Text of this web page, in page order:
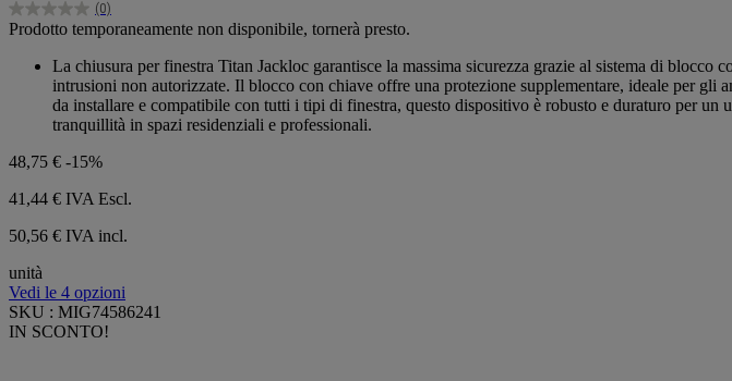
(0)
0.0
su
Prodotto temporaneamente non disponibile, tornerà presto.
La chiusura per finestra Titan Jackloc garantisce la massima sicurezza grazie al sistema di
intrusioni non autorizzate. Il blocco con chiave offre una protezione supplementare, ideale per
da installare e compatibile con tutti i tipi di finestra, questo dispositivo è robusto e duraturo per
tranquillità in spazi residenziali e professionali.
48,75 € -15%
41,44 € IVA Escl.
50,56 € IVA incl.
unità
Vedi le 4 opzioni
SKU : MIG74586241
IN SCONTO!